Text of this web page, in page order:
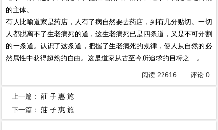
的主体。
有人比喻道家是药店，人有了病自然要去药店，到有几分贴切。一切
人都脱离不了生老病死的道，这生老病死已是四条道，又是不可分割
的一条道。认识了这条道，把握了生老病死的规律，使人从自然的必
然属性中获得超然的自由。这是道家从古至今所追求的目标之一。
阅读:22616 评论:0
上一篇：莊 子 惠 施
下一篇：莊 子 惠 施